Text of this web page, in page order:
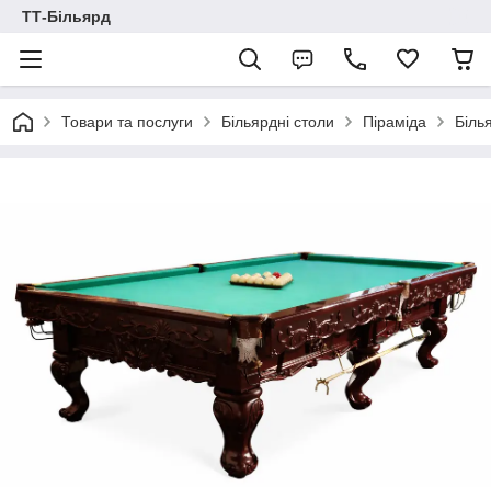
ТТ-Більярд
Товари та послуги Більярдні столи Піраміда